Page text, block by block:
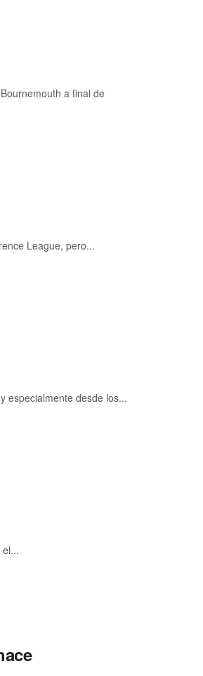
a final de
League, pero...
especialmente desde los...